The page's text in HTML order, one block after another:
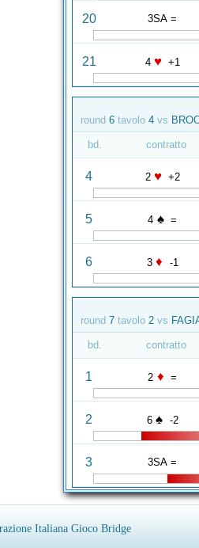
20 3SA =
21 4 ♥ +1
round 6 tavolo 4 vs
bd. contratto
4 2 ♥ +2
5 4 ♠ =
6 3 ♦ -1
round 7 tavolo 2 vs
bd. contratto
1 2 ♦ =
2 6 ♠ -2
3 3SA =
Italiana Gioco Bridge